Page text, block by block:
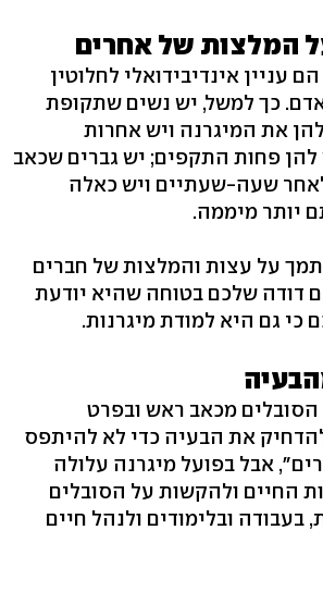
עניין אינדיבידואלי לחלוטין
כך למשל, יש נשים שתקופת
את המיגרנה ויש אחרות
להן פחות התקפים; יש גברים שכאב
שעה-שעתיים ויש כאלה
יותר מיממה.
על עצות והמלצות של חברים
דודה שלכם בטוחה שהיא יודעת
כי גם היא למודת מיגרנות.
הסובלים מכאב ראש ובפרט
את הבעיה כדי לא להיתפס
אבל בפועל מיגרנה עלולה
החיים ולהקשות על הסובלים
ובלימודים ולנהל חיים